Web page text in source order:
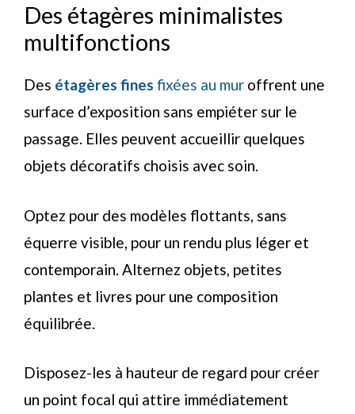
Des étagères minimalistes
multifonctions
Des étagères fines fixées au mur offrent une
surface d’exposition sans empiéter sur le
passage. Elles peuvent accueillir quelques
objets décoratifs choisis avec soin.
Optez pour des modèles flottants, sans
équerre visible, pour un rendu plus léger et
contemporain. Alternez objets, petites
plantes et livres pour une composition
équilibrée.
Disposez-les à hauteur de regard pour créer
un point focal qui attire immédiatement